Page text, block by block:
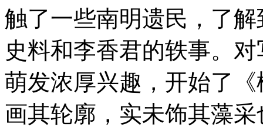
触了一些南明遗民，了
史料和李香君的轶事。
萌发浓厚兴趣，开始了
画其轮廓，实未饰其藻